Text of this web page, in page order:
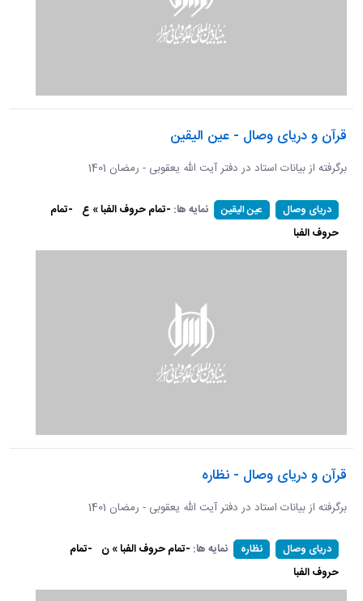
قرآن و دریای وصال - عین الیقین
برگرفته از بیانات استاد در دفتر آیت الله یعقوبی - رمضان 1401
دریای وصال عین الیقین نمایه ها: -تمام حروف الفبا » ع -تمام
حروف الفبا
قرآن و دریای وصال - نظاره
برگرفته از بیانات استاد در دفتر آیت الله یعقوبی - رمضان 1401
دریای وصال نظاره نمایه ها: -تمام حروف الفبا » ن -تمام
حروف الفبا